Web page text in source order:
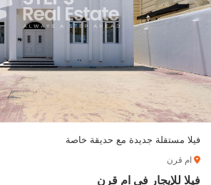
فيلا مستقلة جديدة مع حديقة خاصة
ام قرن
فيلا للإيجار في ام قرن